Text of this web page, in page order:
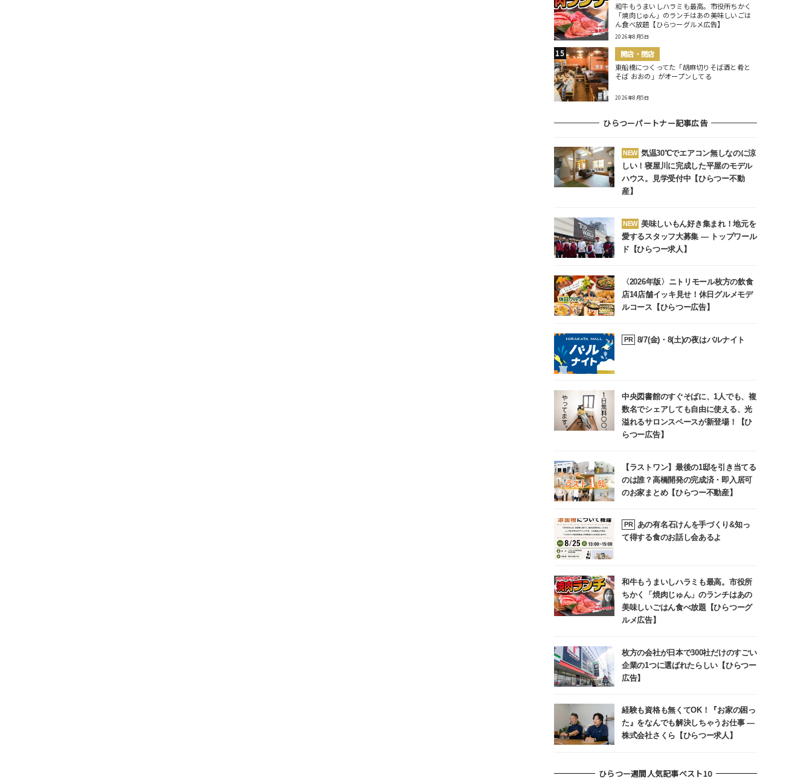
和牛もうまいしハラミも最高。市役所ちかく
「焼肉じゅん」のランチはあの美味しいごは
ん食べ放題【ひらつーグルメ広告】
2026年8月5日
開店・閉店
東船橋につくってた「胡麻切りそば酒と肴と
そば おおの」がオープンしてる
2026年8月5日
ひらつーパートナー記事広告
NEW 気温30℃でエアコン無しなのに涼
しい！寝屋川に完成した平屋のモデル
ハウス。見学受付中【ひらつー不動
産】
NEW 美味しいもん好き集まれ！地元を
愛するスタッフ大募集 ― トップワール
ド【ひらつー求人】
〈2026年版〉ニトリモール枚方の飲食
店14店舗イッキ見せ！休日グルメモデ
ルコース【ひらつー広告】
PR 8/7(金)・8(土)の夜はバルナイト
中央図書館のすぐそばに、1人でも、複
数名でシェアしても自由に使える、光
溢れるサロンスペースが新登場！【ひ
らつー広告】
【ラストワン】最後の1邸を引き当てる
のは誰？高橋開発の完成済・即入居可
のお家まとめ【ひらつー不動産】
PR
あの有名石けんを手づくり&知っ
て得する食のお話し会あるよ
和牛もうまいしハラミも最高。市役所
ちかく「焼肉じゅん」のランチはあの
美味しいごはん食べ放題【ひらつーグ
ルメ広告】
枚方の会社が日本で300社だけのすごい
企業の1つに選ばれたらしい【ひらつー
広告】
経験も資格も無くてOK！『お家の困っ
た』をなんでも解決しちゃうお仕事 ―
株式会社さくら【ひらつー求人】
ひらつー週間人気記事ベスト10